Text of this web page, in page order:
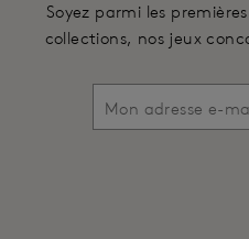
Soyez parmi les
collections, nos jeux